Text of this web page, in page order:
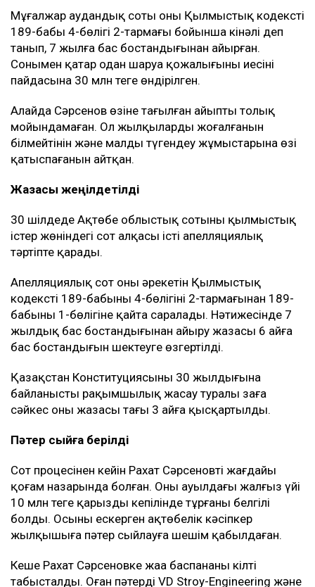
Мұғалжар аудандық соты оны Қылмыстық кодекстің
189-бабы 4-бөлігі 2-тармағы бойынша кінәлі деп
танып, 7 жылға бас бостандығынан айырған.
Сонымен қатар одан шаруа қожалығының иесінің
пайдасына 30 млн теңге өндірілген.
Алайда Сәрсенов өзіне тағылған айыпты толық
мойындамаған. Ол жылқылардың жоғалғанын
білмейтінін және малды түгендеу жұмыстарына өзі
қатыспағанын айтқан.
Жазасы жеңілдетілді
30 шілдеде Ақтөбе облыстық сотының қылмыстық
істер жөніндегі сот алқасы істі апелляциялық
тәртіпте қарады.
Апелляциялық сот оның әрекетін Қылмыстық
кодекстің 189-бабының 4-бөлігінің 2-тармағынан 189-
бабының 1-бөлігіне қайта саралады. Нәтижесінде 7
жылдық бас бостандығынан айыру жазасы 6 айға
бас бостандығын шектеуге өзгертілді.
Қазақстан Конституциясының 30 жылдығына
байланысты рақымшылық жасау туралы заңға
сәйкес оның жазасы тағы 3 айға қысқартылды.
Пәтер сыйға берілді
Сот процесінен кейін Рахат Сәрсеновтің жағдайы
қоғам назарында болған. Оның ауылдағы жалғыз үйі
10 млн теңге қарыздың кепілінде тұрғаны белгілі
болды. Осыны ескерген ақтөбелік кәсіпкер
жылқышыға пәтер сыйлауға шешім қабылдаған.
Кеше Рахат Сәрсеновке жаңа баспананың кілті
табысталды. Оған пәтерді VD Stroy-Engineering және